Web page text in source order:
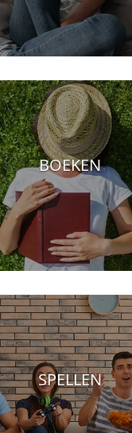
BOEKEN
SPELLEN